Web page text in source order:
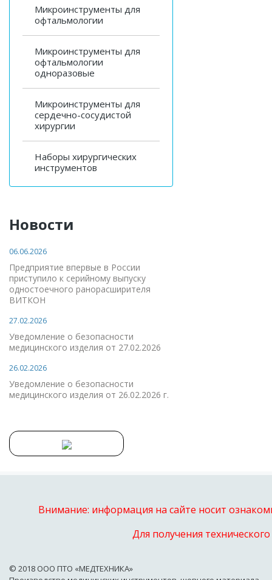
Микроинструменты для
офтальмологии
Микроинструменты для
офтальмологии
одноразовые
Микроинструменты для
сердечно-сосудистой
хирургии
Наборы хирургических
инструментов
Новости
06.06.2026
Предприятие впервые в России
приступило к серийному выпуску
одностоечного ранорасширителя
ВИТКОН
27.02.2026
Уведомление о безопасности
медицинского изделия от 27.02.2026
26.02.2026
Уведомление о безопасности
медицинского изделия от 26.02.2026 г.
Внимание: информация на сайте носит
Для получения
© 2018 OOO ПТО «МЕДТЕХНИКА»